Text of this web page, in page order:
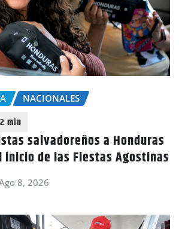
NACIONALES
salvadoreños a Honduras
inicio de las Fiestas Agostinas
8, 2026